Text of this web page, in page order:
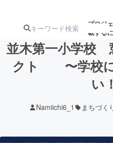
プロジ
載する
注目の新着
並木第一小学校
クト 〜学校に
い
Namiichi6_1 まちづく